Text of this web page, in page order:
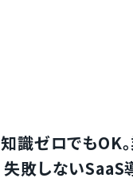
知識ゼロでもOK
失敗しないSaaS